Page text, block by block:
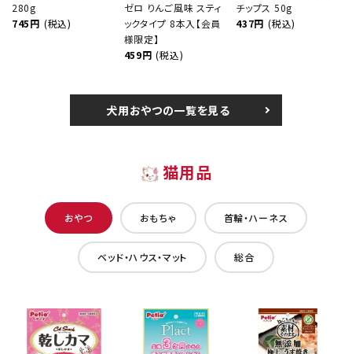
280g
745円 (税込)
ゼロ りんご風味 スティ
ックタイプ 8本入【会員
様限定】
459円 (税込)
チップス 50g
437円 (税込)
犬用おやつの一覧を見る
猫用品
おやつ おもちゃ 首輪・ハーネス
ベッド・ハウス・マット 総合